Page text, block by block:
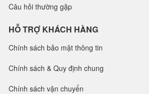
Câu hỏi thường gặp
HỖ TRỢ KHÁCH HÀNG
Chính sách bảo mật thông tin
Chính sách & Quy định chung
Chính sách vận chuyển